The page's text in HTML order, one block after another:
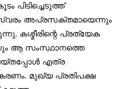
പിടിച്ചെടുത്ത്
അപ്രസക്തമായെന്നും
കശ്മീരിന്റെ പ്രത്യേക
ആ സംസ്ഥാനത്തെ
എത്ര
മുഖ്യ പ്രതിപക്ഷ